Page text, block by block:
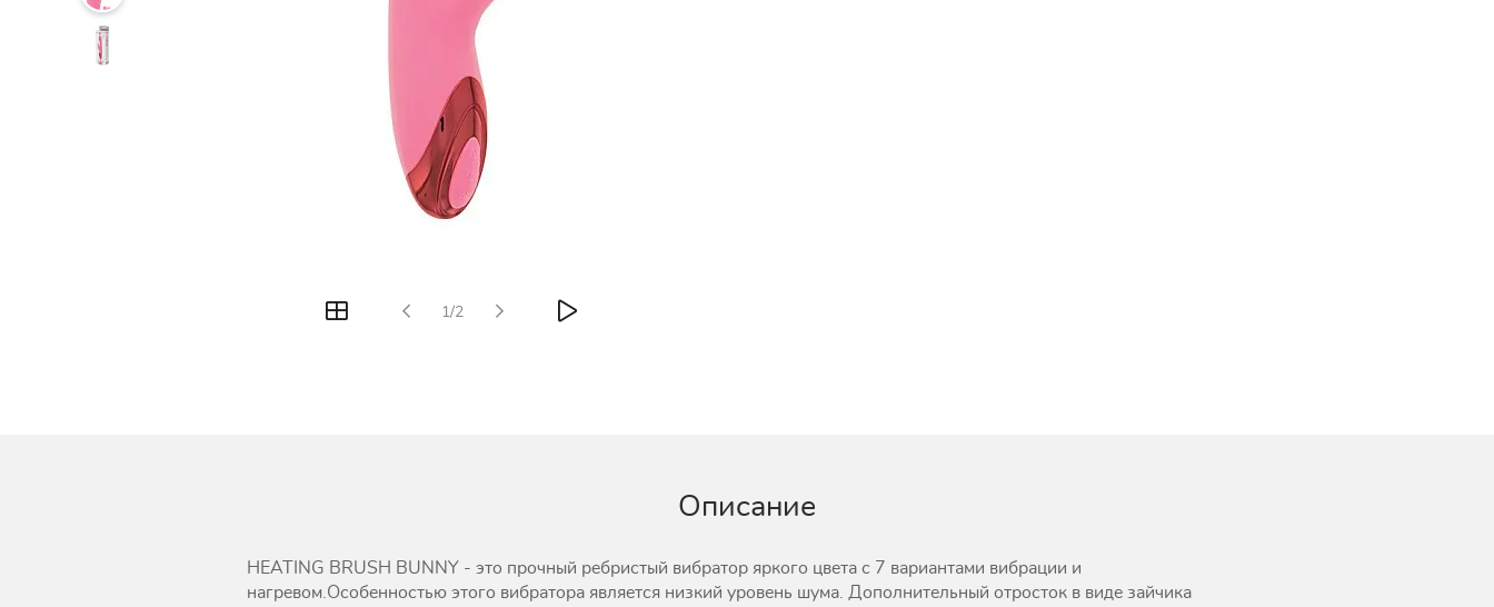
1/2
Описание
HEATING BRUSH BUNNY - это прочный ребристый вибратор яркого цвета с 7 вариантами вибрации и
нагревом.Особенностью этого вибратора является низкий уровень шума. Дополнительный отросток в виде зайчика